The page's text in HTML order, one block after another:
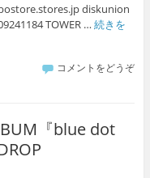
diskunion
TOWER … 続きを
コメントをどうぞ
『blue dot